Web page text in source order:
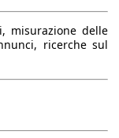
misurazione delle
ricerche sul